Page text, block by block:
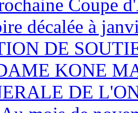
Coupe
décalée à
DE
KONE
DE